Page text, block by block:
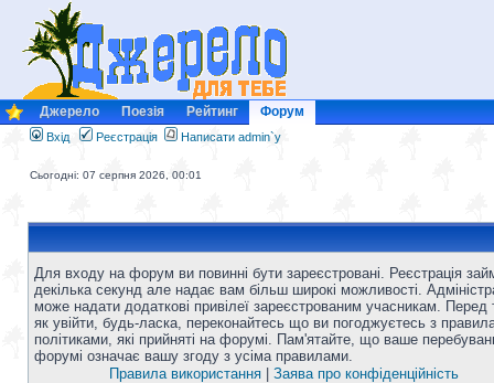
Джерело Поезія Рейтинг Форум
Вхід Реєстрація Написати admin`у
Сьогодні: 07 серпня 2026, 00:01
Для входу на форум ви повинні бути зареєстровані. Реєстрація
декілька секунд але надає вам більш широкі можливості.
може надати додаткові привілеї зареєстрованим учасникам. Перед
як увійти, будь-ласка, переконайтесь що ви погоджуєтесь з
політиками, які прийняті на форумі. Пам'ятайте, що ваше
форумі означає вашу згоду з усіма правилами.
Правила використання
Заява про конфіденційність